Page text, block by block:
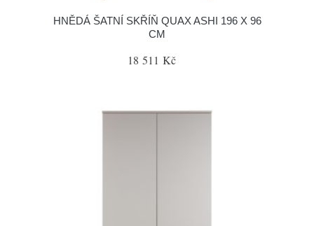
HNĚDÁ ŠATNÍ SKŘÍŇ QUAX ASHI 196 X 96
CM
18 511 Kč